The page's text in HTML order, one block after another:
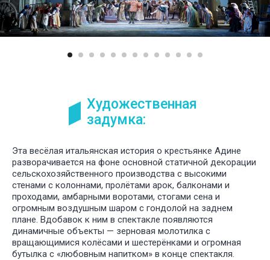
У НАС
Художественная
задумка:
Эта весёлая итальянская история о крестьянке Адине
разворачивается на фоне основной статичной декорации
сельскохозяйственного производства с высокими
стенами с колоннами, пролётами арок, балконами и
проходами, амбарными воротами, стогами сена и
огромным воздушным шаром с гондолой на заднем
плане. Вдобавок к ним в спектакле появляются
динамичные объекты — зерновая молотилка c
вращающимися колёсами и шестерёнками и огромная
бутылка с «любовным напитком» в конце спектакля.